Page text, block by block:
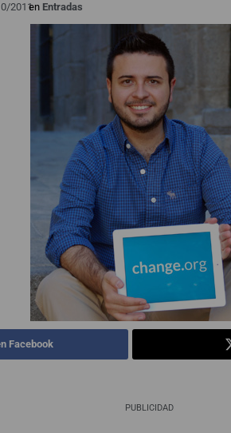
2011en Entradas
Facebook
PUBLICIDAD